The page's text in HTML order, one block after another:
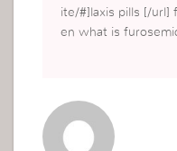
ite/#]laxis pills [/url]
en what is